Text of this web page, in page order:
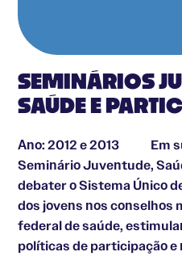
SEMINÁRIOS
SAÚDE E
Ano: 2012 e 2013 Em
Seminário Juventude,
debater o Sistema Único
dos jovens nos conselhos
federal de saúde,
políticas de participação e